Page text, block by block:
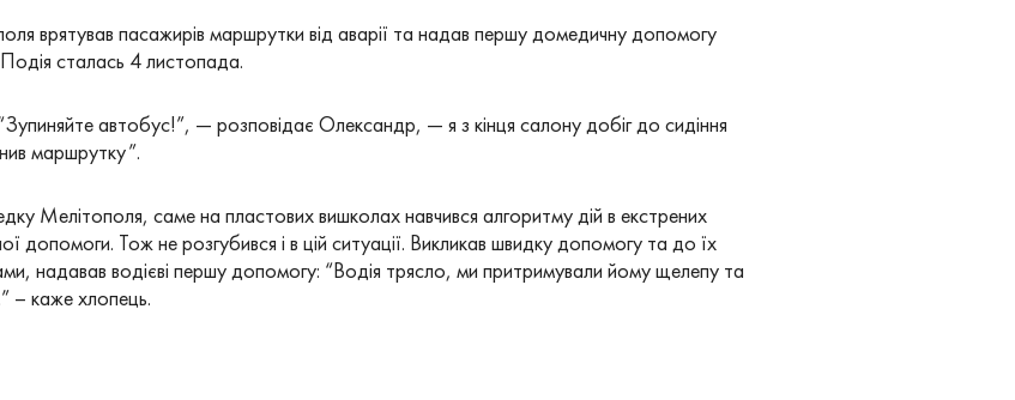
врятував пасажирів маршрутки від аварії та надав першу домедичну допомогу
сталась 4 листопада.
автобус!”, — розповідає Олександр, — я з кінця салону добіг до сидіння
маршрутку”.
Мелітополя, саме на пластових вишколах навчився алгоритму дій в екстрених
допомоги. Тож не розгубився і в цій ситуації. Викликав швидку допомогу та до їх
надавав водієві першу допомогу: “Водія трясло, ми притримували йому щелепу та
– каже хлопець.